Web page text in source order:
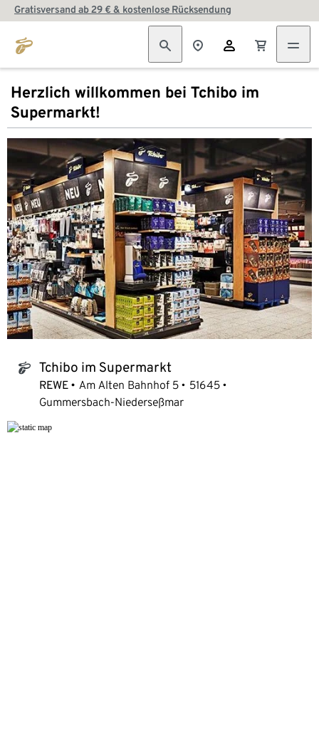
Gratisversand ab 29 € & kostenlose Rücksendung
Herzlich willkommen bei Tchibo im
Supermarkt!
tchibo_logo Tchibo im Supermarkt
REWE Am Alten Bahnhof 5
51645
Gummersbach-Niederseßmar